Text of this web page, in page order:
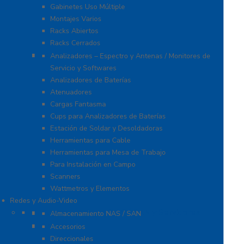
Gabinetes Uso Múltiple
Montajes Varios
Racks Abiertos
Racks Cerrados
Equipo de Laboratorio
Analizadores – Espectro y Antenas / Monitores de
Servicio y Softwares
Analizadores de Baterías
Atenuadores
Cargas Fantasma
Cups para Analizadores de Baterías
Estación de Soldar y Desoldadoras
Herramientas para Cable
Herramientas para Mesa de Trabajo
Para Instalación en Campo
Scanners
Wattmetros y Elementos
Redes y Audio-Video
Almacenamiento NAS / SAN y Servidores
Almacenamiento NAS / SAN
Antenas
Accesorios
Direccionales